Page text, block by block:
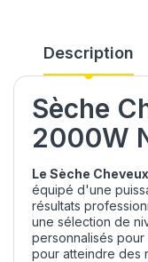
Description
Sèche
2000W
Le Sèche
équipé d'une
résultats
une sélection de
personnalisés
pour atteindre des